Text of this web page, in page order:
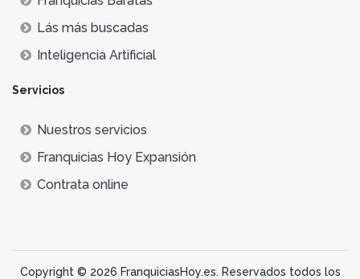
Lás más buscadas
Inteligencia Artificial
Servicios
Nuestros servicios
Franquicias Hoy Expansión
Contrata online
Copyright © 2026 FranquiciasHoy.es. Reservados todos los